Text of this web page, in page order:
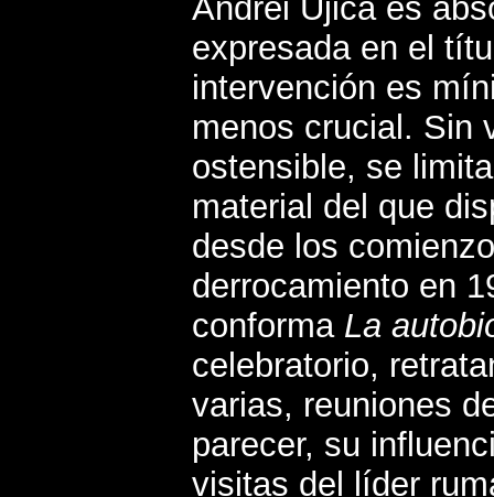
Andrei Ujica es
expresada en el
intervención es
menos crucial. Sin
ostensible, se
material del que
desde los
derrocamiento en
conforma La
celebratorio,
varias, reuniones
parecer, su
visitas del líder